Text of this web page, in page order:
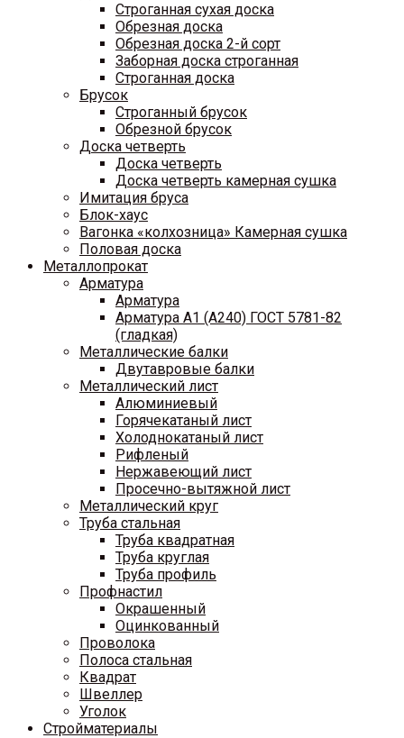
Строганная сухая доска
Обрезная доска
Обрезная доска 2-й сорт
Заборная доска строганная
Строганная доска
Брусок
Строганный брусок
Обрезной брусок
Доска четверть
Доска четверть
Доска четверть камерная сушка
Имитация бруса
Блок-хаус
Вагонка «колхозница» Камерная сушка
Половая доска
Металлопрокат
Арматура
Арматура
Арматура A1 (A240) ГОСТ 5781-82
(гладкая)
Металлические балки
Двутавровые балки
Металлический лист
Алюминиевый
Горячекатаный лист
Холоднокатаный лист
Рифленый
Нержавеющий лист
Просечно-вытяжной лист
Металлический круг
Труба стальная
Труба квадратная
Труба круглая
Труба профиль
Профнастил
Окрашенный
Оцинкованный
Проволока
Полоса стальная
Квадрат
Швеллер
Уголок
Стройматериалы